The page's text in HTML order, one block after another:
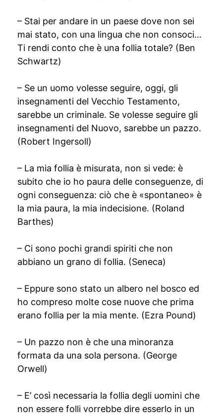
– Stai per andare in un paese dove non sei
mai stato, con una lingua che non consoci…
Ti rendi conto che è una follia totale? (Ben
Schwartz)
– Se un uomo volesse seguire, oggi, gli
insegnamenti del Vecchio Testamento,
sarebbe un criminale. Se volesse seguire gli
insegnamenti del Nuovo, sarebbe un pazzo.
(Robert Ingersoll)
– La mia follia è misurata, non si vede: è
subito che io ho paura delle conseguenze, di
ogni conseguenza: ciò che è «spontaneo» è
la mia paura, la mia indecisione. (Roland
Barthes)
– Ci sono pochi grandi spiriti che non
abbiano un grano di follia. (Seneca)
– Eppure sono stato un albero nel bosco ed
ho compreso molte cose nuove che prima
erano follia per la mia mente. (Ezra Pound)
– Un pazzo non è che una minoranza
formata da una sola persona. (George
Orwell)
– E’ così necessaria la follia degli uomini che
non essere folli vorrebbe dire esserlo in un